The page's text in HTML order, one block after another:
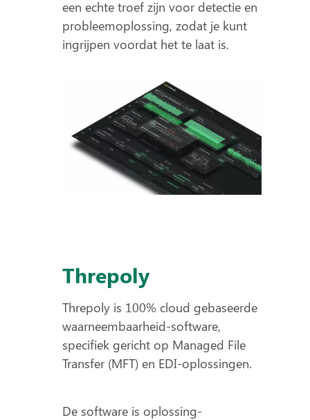
een echte troef zijn voor detectie en
probleemoplossing, zodat je kunt
ingrijpen voordat het te laat is.
Threpoly
Threpoly is 100% cloud gebaseerde
waarneembaarheid-software,
specifiek gericht op Managed File
Transfer (MFT) en EDI-oplossingen.
De software is oplossing-